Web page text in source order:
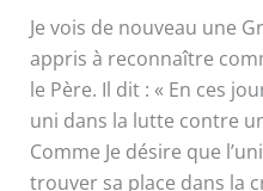
Je vois de nouveau une
appris à reconnaître
le Père. Il dit : « En ces
uni dans la lutte contre
Comme Je désire que
trouver sa place dans la